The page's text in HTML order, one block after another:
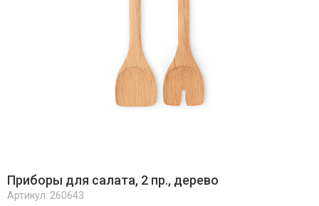
Приборы для салата, 2 пр., дерево
Артикул: 260643